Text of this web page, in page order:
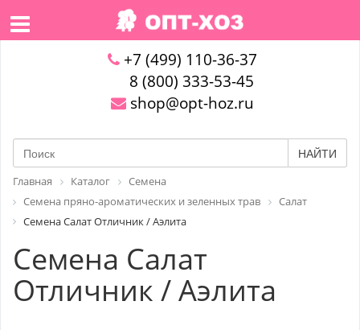
+7 (499) 110-36-37
8 (800) 333-53-45
shop@opt-hoz.ru
НАЙТИ
Главная Каталог
Семена
Семена пряно-ароматических и зеленных трав
Салат
Семена Салат Отличник / Аэлита
Семена Салат
Отличник / Аэлита